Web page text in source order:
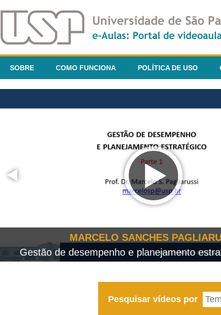
SOBRE COMO FUNCIONA POLÍTICA DE USO
MARCELO SANCHES
Gestão de desempenho e planejamento
Pesquisar vídeos por